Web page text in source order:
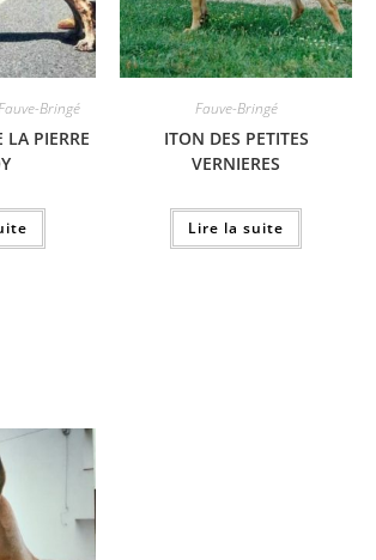
Bringé
LA PIERRE
Fauve-Bringé
ITON DES PETITES
VERNIERES
Lire la suite